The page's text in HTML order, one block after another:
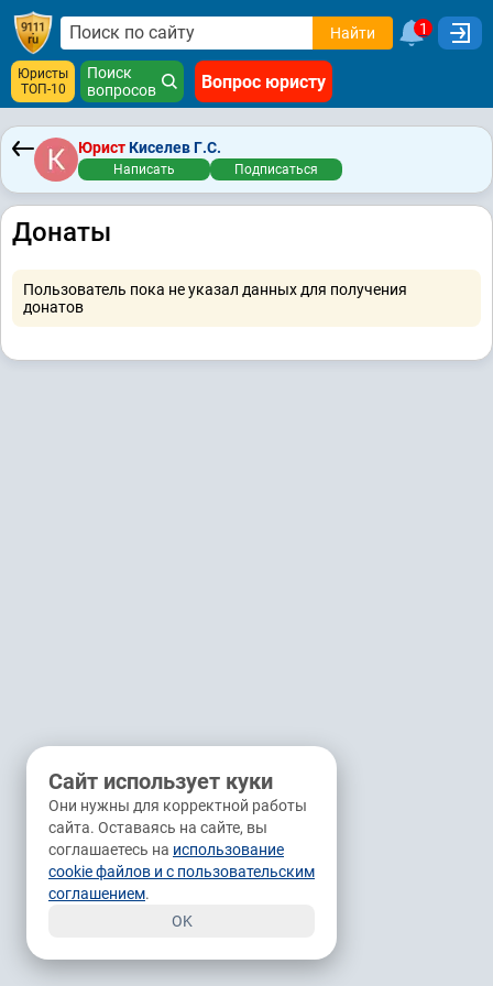
Найти 1
Юристы
ТОП-10
Поиск
вопросов
Вопрос юристу
Юрист Киселев Г.С.
Написать Подписаться
Донаты
Пользователь пока не указал данных для получения
донатов
Сайт использует куки
Они нужны для корректной работы
сайта. Оставаясь на сайте, вы
соглашаетесь на использование
cookie файлов и с пользовательским
соглашением.
OK